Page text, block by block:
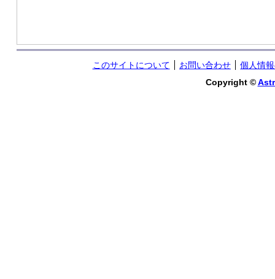
このサイトについて お問い合わせ
個人情
Copyright ©